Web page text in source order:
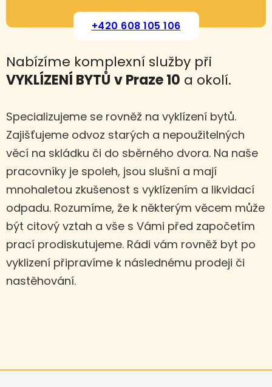
+420 608 105 106
Nabízíme komplexní služby při
VYKLÍZENÍ BYTŮ v Praze 10 a okolí.
Specializujeme se rovněž na vyklízení bytů.
Zajišťujeme odvoz starých a nepoužitelných
věcí na skládku či do sběrného dvora. Na naše
pracovníky je spoleh, jsou slušní a mají
mnohaletou zkušenost s vyklízením a likvidací
odpadu. Rozumíme, že k některým věcem může
být citový vztah a vše s Vámi před započetím
prací prodiskutujeme. Rádi vám rovněž byt po
vyklizení připravíme k následnému prodeji či
nastěhování.